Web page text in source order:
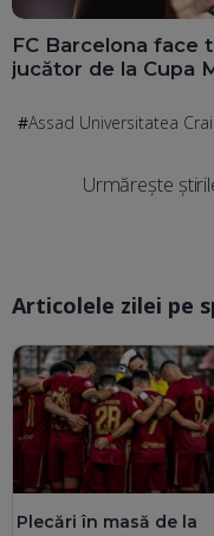
FC Barcelona face
jucător de la Cupa
Assad Universitatea
Urmărește
Articolele zilei pe
Plecări în masă de la